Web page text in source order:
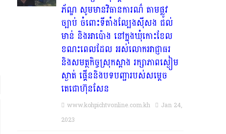
ភ័ណ្ឌ សូមមានវិធានការណ៌ តាមផ្លូវ
ច្បាប់ ចំពោះទីតាំងល្បែងស៊ីសង ជល់
មាន់ និងអាប៉ោង នៅក្នុងឃុំកោះខែល
ខណះពេលដែល អស់លោកអាជ្ញាធរ
និងសមត្ថកិច្ចស្រុកស្អាង រក្សាភាពស្ងៀម
ស្ងាត់ ផ្គើននិងបទបញ្ជារបស់សម្តេច
តេជោហ៊ុនសែន
www.kohpichtvonline.com.kh
Jan 24,
2023